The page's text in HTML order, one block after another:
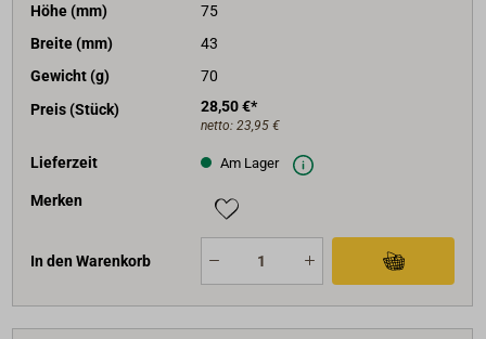
Höhe (mm)
75
Breite (mm)
43
Gewicht (g)
70
Preis (Stück)
28,50 €*
netto: 23,95 €
Lieferzeit Am Lager
Merken
In den Warenkorb